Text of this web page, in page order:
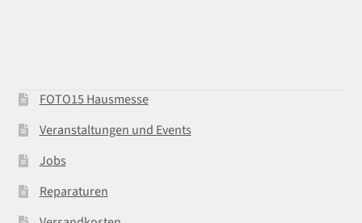
FOTO15 Hausmesse
Veranstaltungen und Events
Jobs
Reparaturen